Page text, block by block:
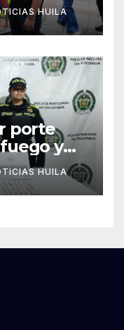
niño
HUILA
porte
y
HUILA